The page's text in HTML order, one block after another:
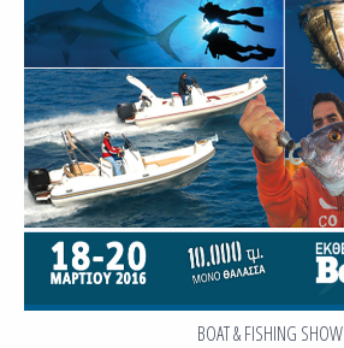
BOAT & FISHING SHOW